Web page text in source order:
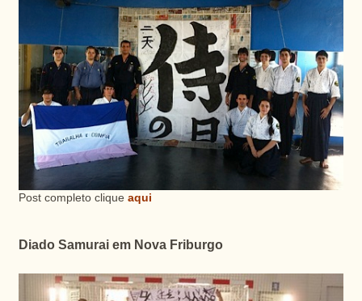
Post completo clique aqui
Diado Samurai em Nova Friburgo